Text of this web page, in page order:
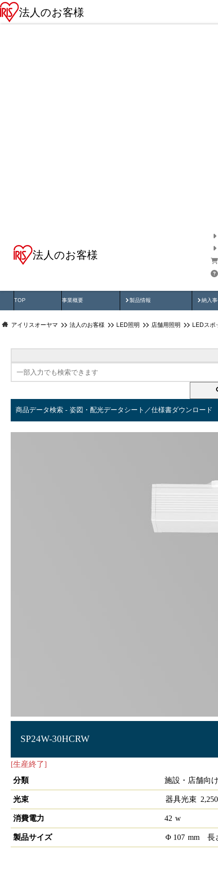
法人のお客様
法人のお客様
TOP 事業概要 製品情報
製品動画 納入
納
アイリスオーヤマ 法人のお客様 LED照明 店舗用照明 LEDスポ
商品データ検索 - 姿図・配光データシート／仕様書ダウンロード
SP24W-30HCRW
[生産終了]
分類
施設・店舗向
光束 器具光束 2,250
消費電力 42 w
製品サイズ Φ 107 mm 長